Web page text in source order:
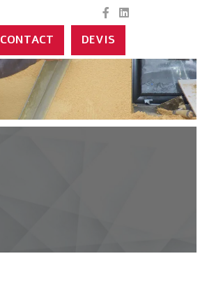
CONTACT DEVIS